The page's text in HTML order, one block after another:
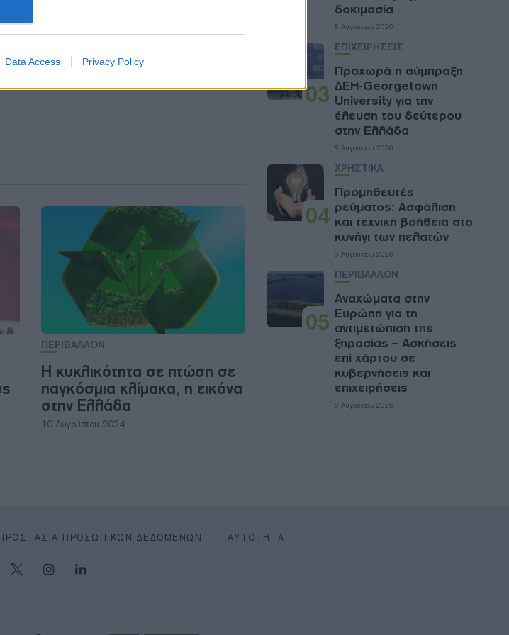
Data Access Privacy Policy
Κίνα
ΠΕΡΙΒΑΛΛΟΝ
Η κυκλικότητα σε πτώση σε
παγκόσμια κλίμακα, η εικόνα
στην Ελλάδα
10 Αυγούστου 2024
δοκιμασία
8 Αυγούστου 2026
03
ΕΠΙΧΕΙΡΗΣΕΙΣ
Προχωρά η σύμπραξη
ΔΕΗ-Georgetown
University για την
έλευση του δεύτερου
στην Ελλάδα
8 Αυγούστου 2026
04
ΧΡΗΣΤΙΚΑ
Προμηθευτές
ρεύματος: Ασφάλιση
και τεχνική βοήθεια στο
κυνήγι των πελατών
8 Αυγούστου 2026
05
ΠΕΡΙΒΑΛΛΟΝ
Αναχώματα στην
Ευρώπη για τη
αντιμετώπιση της
ξηρασίας – Ασκήσεις
επί χάρτου σε
κυβερνήσεις και
επιχειρήσεις
8 Αυγούστου 2026
ΠΡΟΣΩΠΙΚΏΝ ΔΕΔΟΜΈΝΩΝ ΤΑΥΤΌΤΗΤΑ